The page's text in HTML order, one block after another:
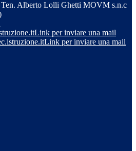
Alberto Lolli Ghetti MOVM s.n.c
Link per inviare una mail
Link per inviare una mail